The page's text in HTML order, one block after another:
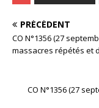
PRÉCÉDENT
CO N°1356 (27
massacres répétés et
CO N°1356 (27